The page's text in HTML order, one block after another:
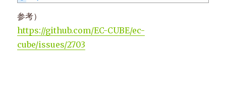
参考）
https://github.com/EC-CUBE/ec-
cube/issues/2703